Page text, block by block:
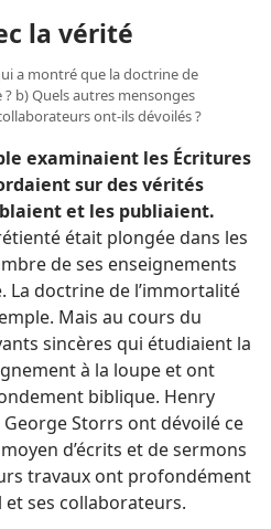
la vérité
a montré que la doctrine de
? b) Quels autres mensonges
ont-​ils dévoilés ?
examinaient les Écritures
sur des vérités
et les publiaient.
était plongée dans les
de ses enseignements
La doctrine de l’immortalité
Mais au cours du
sincères qui étudiaient la
à la loupe et ont
biblique. Henry
Storrs ont dévoilé ce
d’écrits et de sermons
travaux ont profondément
et ses collaborateurs.